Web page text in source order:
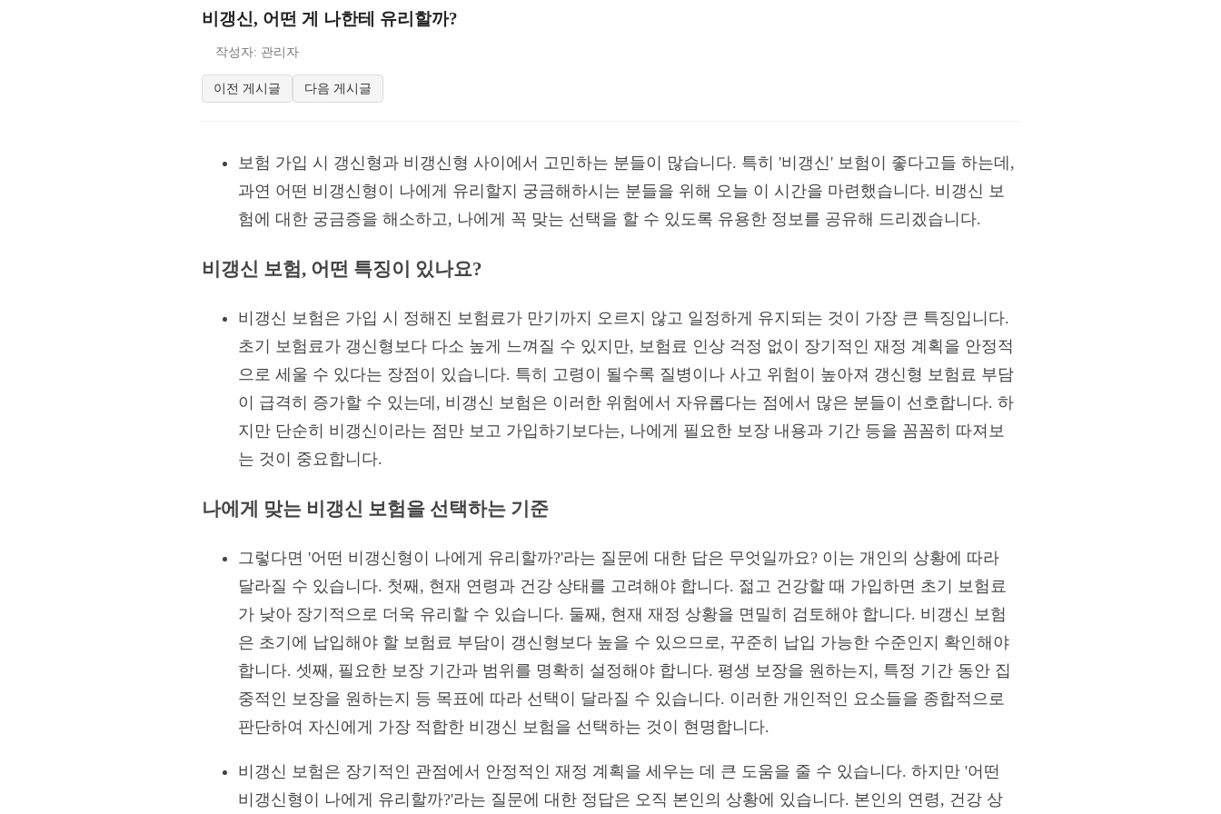
비갱신, 어떤 게 나한테 유리할까?
작성자: 관리자
이전 게시글 다음 게시글
보험 가입 시 갱신형과 비갱신형 사이에서 고민하는 분들이 많습니다. 특히 '비갱신' 보험이 좋다고들 하는데,
과연 어떤 비갱신형이 나에게 유리할지 궁금해하시는 분들을 위해 오늘 이 시간을 마련했습니다. 비갱신 보
험에 대한 궁금증을 해소하고, 나에게 꼭 맞는 선택을 할 수 있도록 유용한 정보를 공유해 드리겠습니다.
비갱신 보험, 어떤 특징이 있나요?
비갱신 보험은 가입 시 정해진 보험료가 만기까지 오르지 않고 일정하게 유지되는 것이 가장 큰 특징입니다.
초기 보험료가 갱신형보다 다소 높게 느껴질 수 있지만, 보험료 인상 걱정 없이 장기적인 재정 계획을 안정적
으로 세울 수 있다는 장점이 있습니다. 특히 고령이 될수록 질병이나 사고 위험이 높아져 갱신형 보험료 부담
이 급격히 증가할 수 있는데, 비갱신 보험은 이러한 위험에서 자유롭다는 점에서 많은 분들이 선호합니다. 하
지만 단순히 비갱신이라는 점만 보고 가입하기보다는, 나에게 필요한 보장 내용과 기간 등을 꼼꼼히 따져보
는 것이 중요합니다.
나에게 맞는 비갱신 보험을 선택하는 기준
그렇다면 '어떤 비갱신형이 나에게 유리할까?'라는 질문에 대한 답은 무엇일까요? 이는 개인의 상황에 따라
달라질 수 있습니다. 첫째, 현재 연령과 건강 상태를 고려해야 합니다. 젊고 건강할 때 가입하면 초기 보험료
가 낮아 장기적으로 더욱 유리할 수 있습니다. 둘째, 현재 재정 상황을 면밀히 검토해야 합니다. 비갱신 보험
은 초기에 납입해야 할 보험료 부담이 갱신형보다 높을 수 있으므로, 꾸준히 납입 가능한 수준인지 확인해야
합니다. 셋째, 필요한 보장 기간과 범위를 명확히 설정해야 합니다. 평생 보장을 원하는지, 특정 기간 동안 집
중적인 보장을 원하는지 등 목표에 따라 선택이 달라질 수 있습니다. 이러한 개인적인 요소들을 종합적으로
판단하여 자신에게 가장 적합한 비갱신 보험을 선택하는 것이 현명합니다.
비갱신 보험은 장기적인 관점에서 안정적인 재정 계획을 세우는 데 큰 도움을 줄 수 있습니다. 하지만 '어떤
비갱신형이 나에게 유리할까?'라는 질문에 대한 정답은 오직 본인의 상황에 있습니다. 본인의 연령, 건강 상